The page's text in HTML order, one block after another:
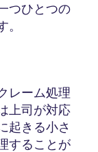
つひとつの
レーム処理
上司が対応
起きる小さ
することが